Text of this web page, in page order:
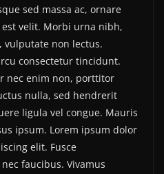
sed massa ac, ornare
velit. Morbi urna nibh,
vulputate non lectus.
consectetur tincidunt.
nec enim non, porttitor
nulla, sed hendrerit
ligula vel congue. Mauris
ipsum. Lorem ipsum dolor
elit. Fusce
faucibus. Vivamus